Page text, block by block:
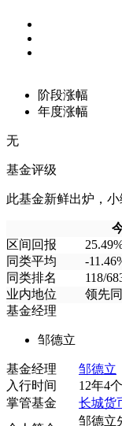
阶段涨幅
年度涨幅
无
基金评级
此基金新鲜出炉，
区间回报
同类平均
-
同类排名
118/
业内地位
领先
基金经理
邹德立
基金经理 邹德立
入行时间
12年4
掌管基金
长城货
邹德立